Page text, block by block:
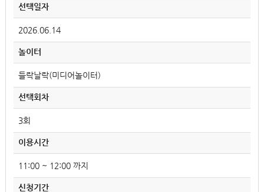
선택일자
2026.06.14
놀이터
들락날락(미디어놀이터)
선택회차
3회
이용시간
11:00 ~ 12:00 까지
신청기간